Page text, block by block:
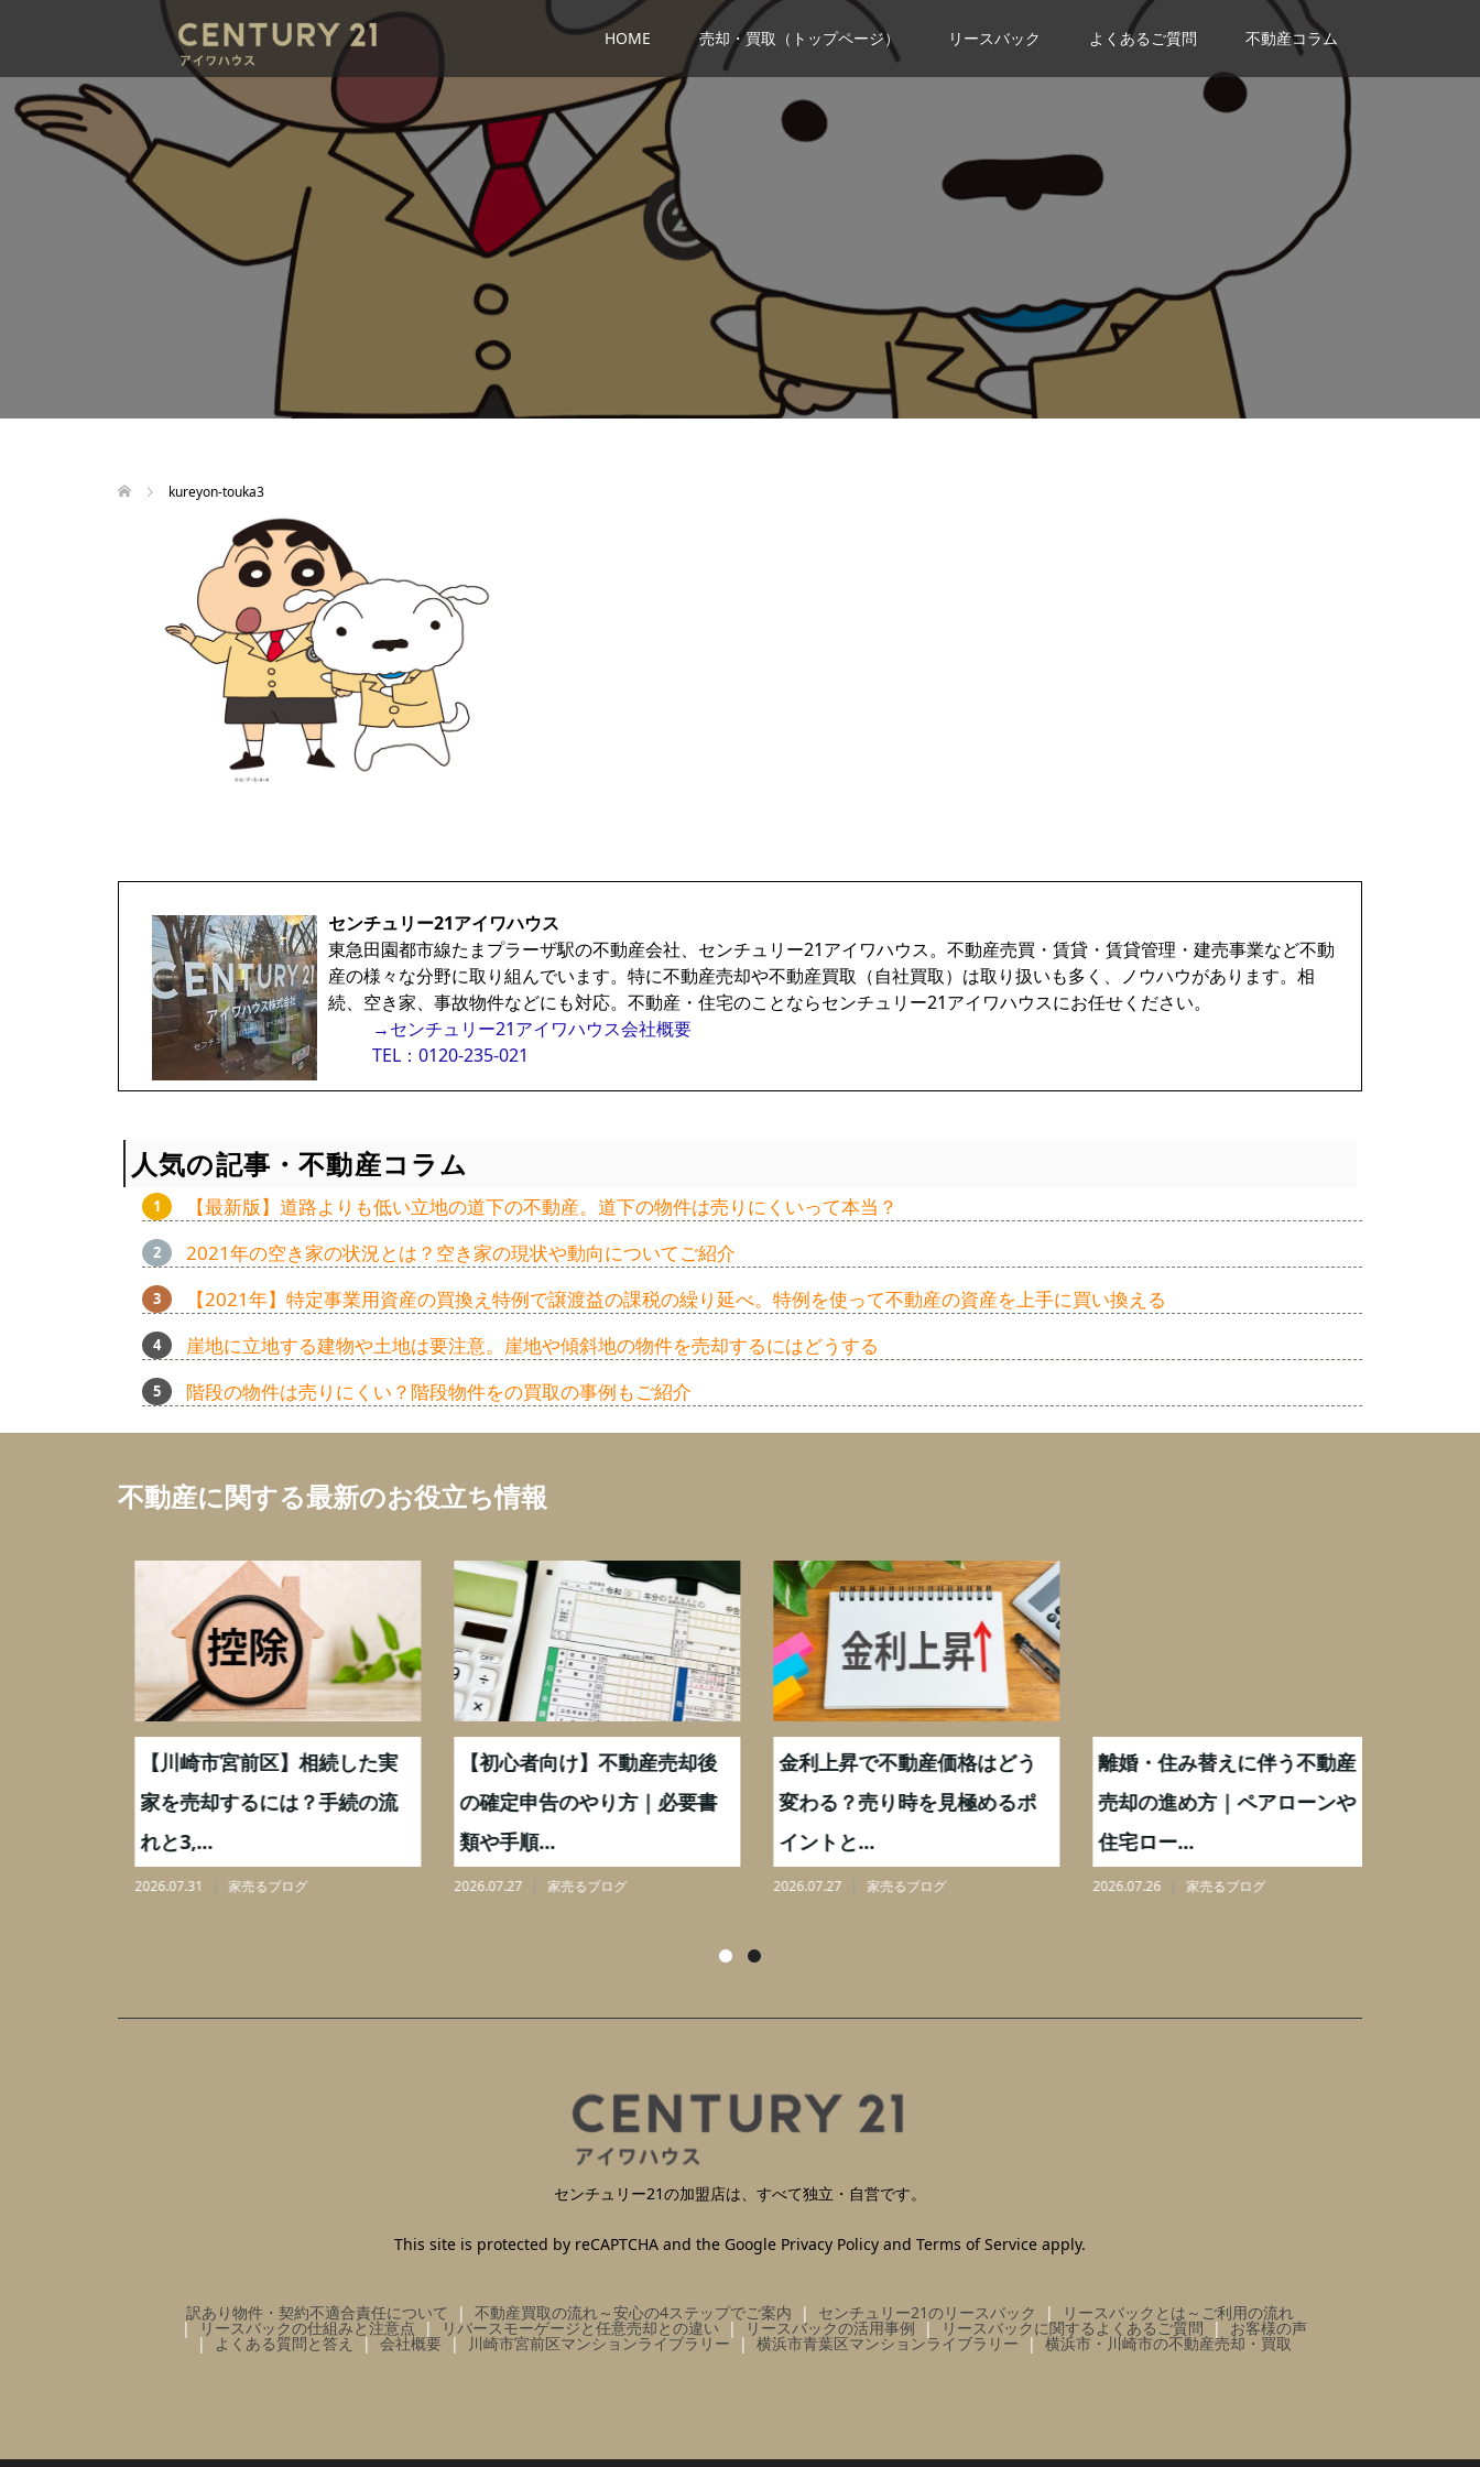
HOME 売却・買取（トップページ） リースバック よくあるご質問 不動産コラム
kureyon-touka3
センチュリー21アイワハウス
東急田園都市線たまプラーザ駅の不動産会社、センチュリー21アイワハウス。不動産売買・賃貸・賃貸管理・建売事業など不動
産の様々な分野に取り組んでいます。特に不動産売却や不動産買取（自社買取）は取り扱いも多く、ノウハウがあります。相
続、空き家、事故物件などにも対応。不動産・住宅のことならセンチュリー21アイワハウスにお任せください。
→センチュリー21アイワハウス会社概要
TEL：0120-235-021
人気の記事・不動産コラム
【最新版】道路よりも低い立地の道下の不動産。道下の物件は売りにくいって本当？
2021年の空き家の状況とは？空き家の現状や動向についてご紹介
【2021年】特定事業用資産の買換え特例で譲渡益の課税の繰り延べ。特例を使って不動産の資産を上手に買い換える
崖地に立地する建物や土地は要注意。崖地や傾斜地の物件を売却するにはどうする
階段の物件は売りにくい？階段物件をの買取の事例もご紹介
不動産に関する最新のお役立ち情報
【川崎市宮前区】相続した実
家を売却するには？手続の流
れと3,...
2026.07.31 家売るブログ
【初心者向け】不動産売却後
の確定申告のやり方｜必要書
類や手順...
2026.07.27 家売るブログ
金利上昇で不動産価格はどう
変わる？売り時を見極めるポ
イントと...
2026.07.27 家売るブログ
離婚・住み替えに伴う不動産
売却の進め方｜ペアローンや
住宅ロー...
2026.07.26 家売るブログ
センチュリー21の加盟店は、すべて独立・自営です。
This site is protected by reCAPTCHA and the Google Privacy Policy and Terms of Service apply.
訳あり物件・契約不適合責任について 不動産買取の流れ～安心の4ステップでご案内 センチュリー21のリースバック リースバックとは～ご利用の流れ
リースバックの仕組みと注意点 リバースモーゲージと任意売却との違い リースバックの活用事例 リースバックに関するよくあるご質問 お客様の声
よくある質問と答え 会社概要 川崎市宮前区マンションライブラリー 横浜市青葉区マンションライブラリー 横浜市・川崎市の不動産売却・買取